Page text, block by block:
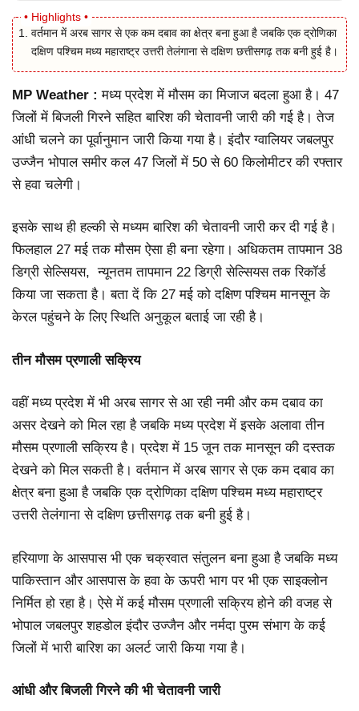
वर्तमान में अरब सागर से एक कम दबाव का क्षेत्र बना हुआ है जबकि एक द्रोणिका
दक्षिण पश्चिम मध्य महाराष्ट्र उत्तरी तेलंगाना से दक्षिण छत्तीसगढ़ तक बनी हुई है।
MP Weather :मध्य प्रदेश में मौसम का मिजाज बदला हुआ है। 47
जिलों में बिजली गिरने सहित बारिश की चेतावनी जारी की गई है। तेज
आंधी चलने का पूर्वानुमान जारी किया गया है। इंदौर ग्वालियर जबलपुर
उज्जैन भोपाल समीर कल 47 जिलों में 50 से 60 किलोमीटर की रफ्तार
से हवा चलेगी।
इसके साथ ही हल्की से मध्यम बारिश की चेतावनी जारी कर दी गई है।
फिलहाल 27 मई तक मौसम ऐसा ही बना रहेगा। अधिकतम तापमान 38
डिग्री सेल्सियस, न्यूनतम तापमान 22 डिग्री सेल्सियस तक रिकॉर्ड
किया जा सकता है। बता दें कि 27 मई को दक्षिण पश्चिम मानसून के
केरल पहुंचने के लिए स्थिति अनुकूल बताई जा रही है।
तीन मौसम प्रणाली सक्रिय
वहीं मध्य प्रदेश में भी अरब सागर से आ रही नमी और कम दबाव का
असर देखने को मिल रहा है जबकि मध्य प्रदेश में इसके अलावा तीन
मौसम प्रणाली सक्रिय है। प्रदेश में 15 जून तक मानसून की दस्तक
देखने को मिल सकती है। वर्तमान में अरब सागर से एक कम दबाव का
क्षेत्र बना हुआ है जबकि एक द्रोणिका दक्षिण पश्चिम मध्य महाराष्ट्र
उत्तरी तेलंगाना से दक्षिण छत्तीसगढ़ तक बनी हुई है।
हरियाणा के आसपास भी एक चक्रवात संतुलन बना हुआ है जबकि मध्य
पाकिस्तान और आसपास के हवा के ऊपरी भाग पर भी एक साइक्लोन
निर्मित हो रहा है। ऐसे में कई मौसम प्रणाली सक्रिय होने की वजह से
भोपाल जबलपुर शहडोल इंदौर उज्जैन और नर्मदा पुरम संभाग के कई
जिलों में भारी बारिश का अलर्ट जारी किया गया है।
आंधी और बिजली गिरने की भी चेतावनी जारी